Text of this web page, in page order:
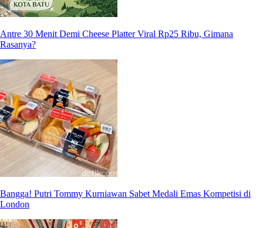
Antre 30 Menit Demi Cheese Platter Viral Rp25 Ribu, Gimana
Rasanya?
Bangga! Putri Tommy Kurniawan Sabet Medali Emas Kompetisi di
London